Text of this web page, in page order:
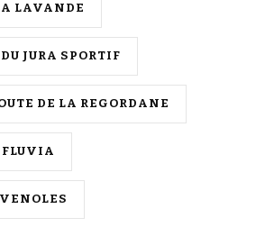
LAVANDE
JURA SPORTIF
DE LA REGORDANE